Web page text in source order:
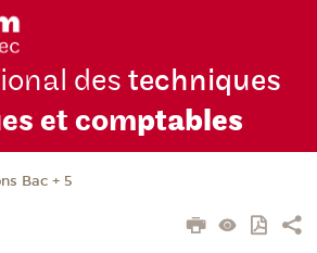
destechniques
et comptables
Bac + 5